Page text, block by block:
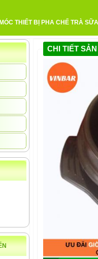
THIẾT BỊ PHA CHẾ TRÀ SỮA
CHI TIẾT